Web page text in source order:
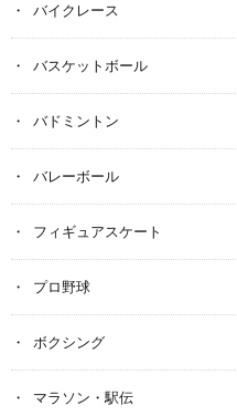
バイクレース
バスケットボール
バドミントン
バレーボール
フィギュアスケート
プロ野球
ボクシング
マラソン・駅伝